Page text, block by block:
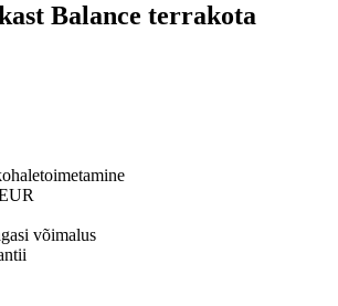
Balance terrakota
võimalus